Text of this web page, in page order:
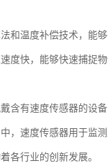
和温度补偿技术，能
度快，能够快速捕捉
含有速度传感器的设
，速度传感器用于监
各行业的创新发展。